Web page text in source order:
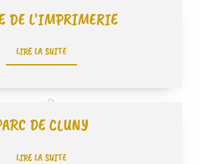
DE L'IMPRIMERIE
LIRE LA SUITE
DE CLUNY
LIRE LA SUITE